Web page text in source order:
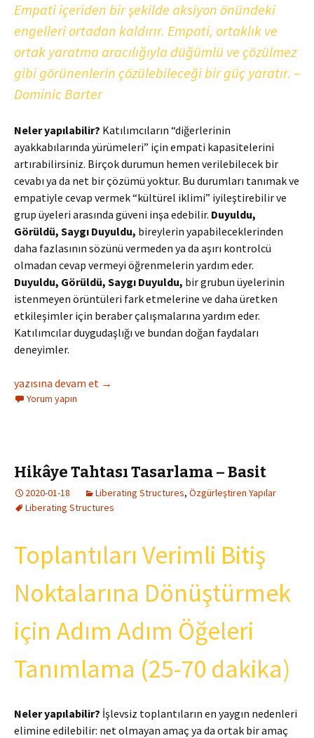
Empati içeriden bir şekilde aksiyon önündeki
engelleri ortadan kaldırır. Empati, ortaklık ve
ortak yaratma aracılığıyla düğümlü ve çözülmez
gibi görünenlerin çözülebileceği bir güç yaratır. –
Dominic Barter
Neler yapılabilir? Katılımcıların “diğerlerinin
ayakkabılarında yürümeleri” için empati kapasitelerini
artırabilirsiniz. Birçok durumun hemen verilebilecek bir
cevabı ya da net bir çözümü yoktur. Bu durumları tanımak ve
empatiyle cevap vermek “kültürel iklimi” iyileştirebilir ve
grup üyeleri arasında güveni inşa edebilir. Duyuldu,
Görüldü, Saygı Duyuldu, bireylerin yapabileceklerinden
daha fazlasının sözünü vermeden ya da aşırı kontrolcü
olmadan cevap vermeyi öğrenmelerin yardım eder.
Duyuldu, Görüldü, Saygı Duyuldu, bir grubun üyelerinin
istenmeyen örüntüleri fark etmelerine ve daha üretken
etkileşimler için beraber çalışmalarına yardım eder.
Katılımcılar duygudaşlığı ve bundan doğan faydaları
deneyimler.
Duyuldu, Görüldü, Saygı Duyuldu
yazısına devam et →
Yorum yapın
Hikâye Tahtası Tasarlama – Basit
2020-01-18 Liberating Structures, Özgürleştiren Yapılar
Liberating Structures
Toplantıları Verimli Bitiş
Noktalarına Dönüştürmek
için Adım Adım Öğeleri
Tanımlama (25-70 dakika)
Neler yapılabilir? İşlevsiz toplantıların en yaygın nedenleri
elimine edilebilir: net olmayan amaç ya da ortak bir amaç